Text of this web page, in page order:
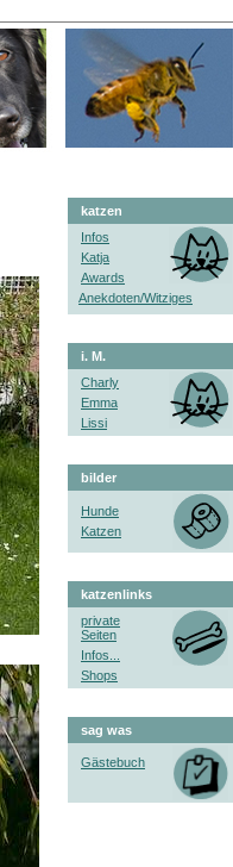
katzen
Infos
Katja
Awards
Anekdoten/Witziges
i. M.
Charly
Emma
Lissi
bilder
Hunde
Katzen
katzenlinks
private
Seiten
Infos...
Shops
sag was
Gästebuch